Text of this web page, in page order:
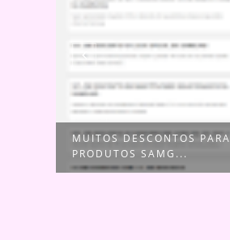
MUITOS DESCONTOS PARA
PRODUTOS SAMG...